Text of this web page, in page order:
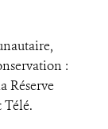
:
Réserve
Télé.